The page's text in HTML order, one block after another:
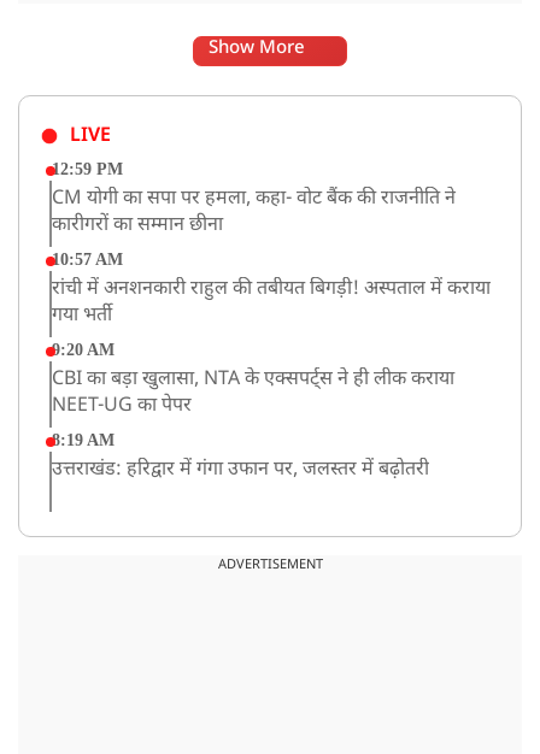
Show More
LIVE
12:59 PM
CM योगी का सपा पर हमला, कहा- वोट बैंक की राजनीति ने
कारीगरों का सम्मान छीना
10:57 AM
रांची में अनशनकारी राहुल की तबीयत बिगड़ी! अस्पताल में कराया
गया भर्ती
9:20 AM
CBI का बड़ा खुलासा, NTA के एक्सपर्ट्स ने ही लीक कराया
NEET-UG का पेपर
8:19 AM
उत्तराखंड: हरिद्वार में गंगा उफान पर, जलस्तर में बढ़ोतरी
UP: लखनऊ में चलती कार में लगी आग, युवक की जिंदा जलकर
ADVERTISEMENT